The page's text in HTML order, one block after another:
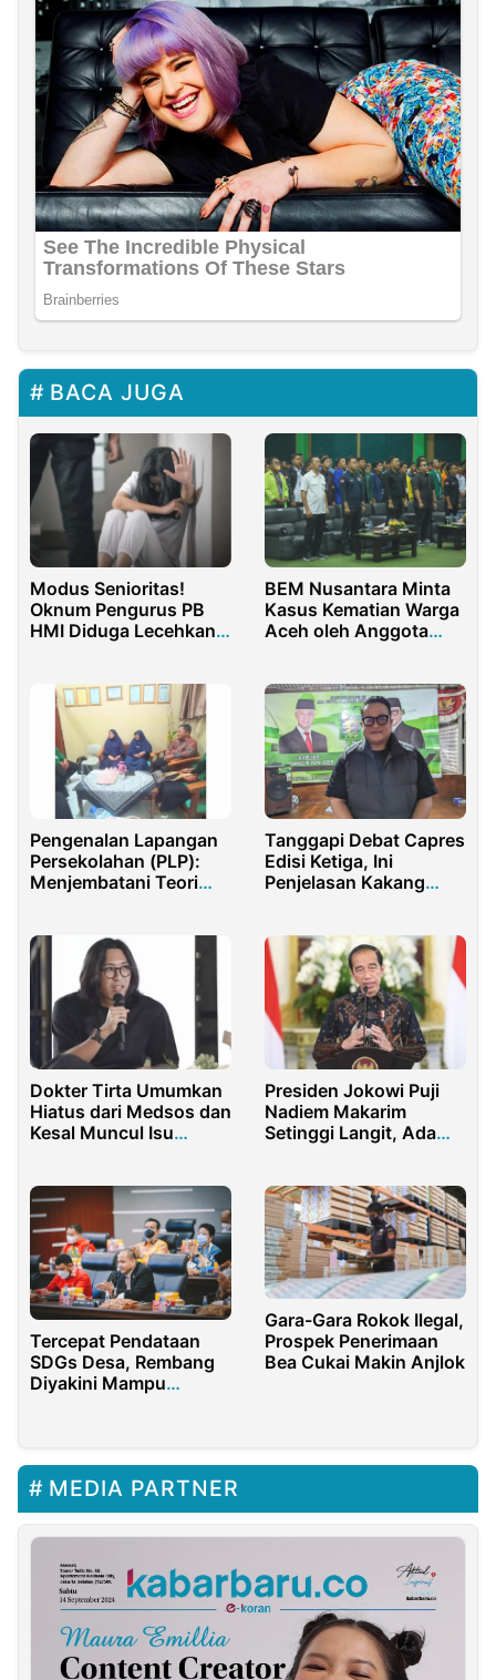
BACA JUGA
Modus Senioritas!
Oknum Pengurus PB
HMI Diduga Lecehkan
BEM Nusantara Minta
Kasus Kematian Warga
Aceh oleh Anggota
Pengenalan Lapangan
Persekolahan (PLP):
Menjembatani Teori
Tanggapi Debat Capres
Edisi Ketiga, Ini
Penjelasan Kakang
Dokter Tirta Umumkan
Hiatus dari Medsos dan
Kesal Muncul Isu
Presiden Jokowi Puji
Nadiem Makarim
Setinggi Langit, Ada
Tercepat Pendataan
SDGs Desa, Rembang
Diyakini Mampu
Gara-Gara Rokok Ilegal,
Prospek Penerimaan
Bea Cukai Makin Anjlok
MEDIA PARTNER